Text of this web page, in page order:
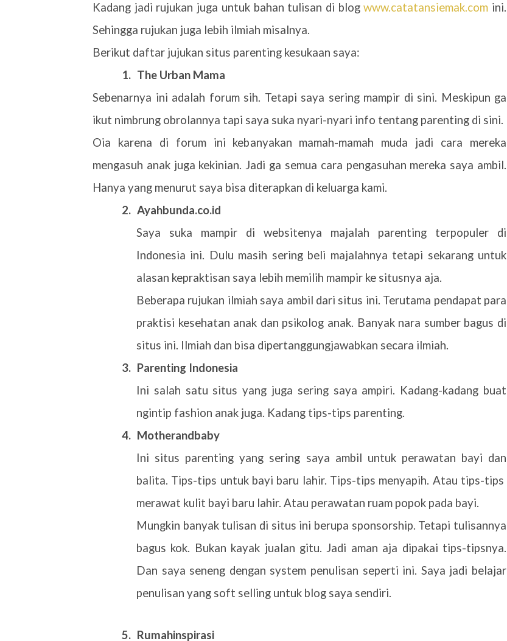
Kadang jadi rujukan juga untuk bahan tulisan di blogwww.catatansiemak.com ini.
Sehingga rujukan juga lebih ilmiah misalnya.
Berikut daftar jujukan situs parenting kesukaan saya:
1. The Urban Mama
Sebenarnya ini adalah forum sih. Tetapi saya sering mampir di sini. Meskipun ga
ikut nimbrung obrolannya tapi saya suka nyari-nyari info tentang parenting di sini.
Oia karena di forum ini kebanyakan mamah-mamah muda jadi cara mereka
mengasuh anak juga kekinian. Jadi ga semua cara pengasuhan mereka saya ambil.
Hanya yang menurut saya bisa diterapkan di keluarga kami.
2. Ayahbunda.co.id
Saya suka mampir di websitenya majalah parenting terpopuler di
Indonesia ini. Dulu masih sering beli majalahnya tetapi sekarang untuk
alasan kepraktisan saya lebih memilih mampir ke situsnya aja.
Beberapa rujukan ilmiah saya ambil dari situs ini. Terutama pendapat para
praktisi kesehatan anak dan psikolog anak. Banyak nara sumber bagus di
situs ini. Ilmiah dan bisa dipertanggungjawabkan secara ilmiah.
3. Parenting Indonesia
Ini salah satu situs yang juga sering saya ampiri. Kadang-kadang buat
ngintip fashion anak juga. Kadang tips-tips parenting.
4. Motherandbaby
Ini situs parenting yang sering saya ambil untuk perawatan bayi dan
balita. Tips-tips untuk bayi baru lahir. Tips-tips menyapih. Atau tips-tips
merawat kulit bayi baru lahir. Atau perawatan ruam popok pada bayi.
Mungkin banyak tulisan di situs ini berupa sponsorship. Tetapi tulisannya
bagus kok. Bukan kayak jualan gitu. Jadi aman aja dipakai tips-tipsnya.
Dan saya seneng dengan system penulisan seperti ini. Saya jadi belajar
penulisan yang soft selling untuk blog saya sendiri.
5. Rumahinspirasi